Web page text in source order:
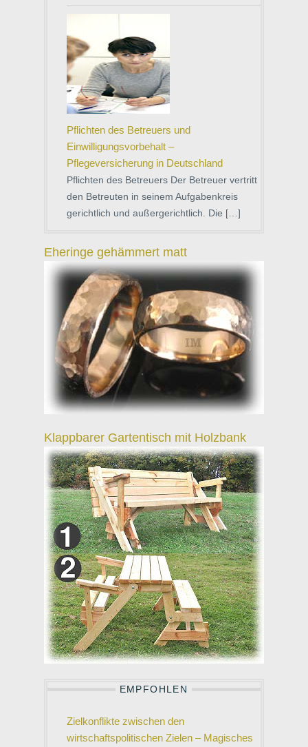
Pflichten des Betreuers und
Einwilligungsvorbehalt –
Pflegeversicherung in Deutschland
Pflichten des Betreuers Der Betreuer vertritt
den Betreuten in seinem Aufgabenkreis
gerichtlich und außergerichtlich. Die […]
Eheringe gehämmert matt
Klappbarer Gartentisch mit Holzbank
EMPFOHLEN
Zielkonflikte zwischen den
wirtschaftspolitischen Zielen – Magisches